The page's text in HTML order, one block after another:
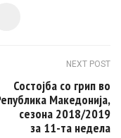
NEXT POST
Состојба со грип во
Македонија,
сезона 2018/2019
за 11-та недела